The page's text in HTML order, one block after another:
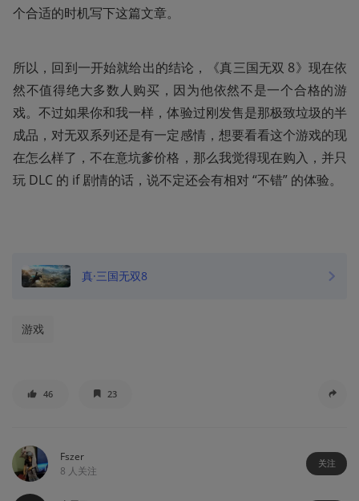
个合适的时机写下这篇文章。
所以，回到一开始就给出的结论，《真三国无双 8》现在依
然不值得绝大多数人购买，因为他依然不是一个合格的游
戏。不过如果你和我一样，体验过刚发售是那极致垃圾的半
成品，对无双系列还是有一定感情，想要看看这个游戏的现
在怎么样了，不在意坑爹价格，那么我觉得现在购入，并只
玩 DLC 的 if 剧情的话，说不定还会有相对 “不错” 的体验。
真·三国无双8
游戏
46 23
Fszer
8 人关注
关注